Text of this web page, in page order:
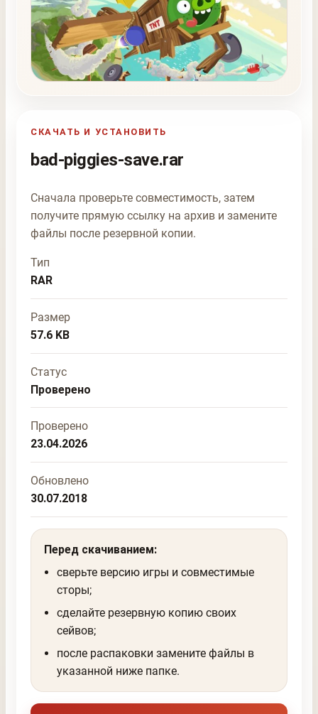
СКАЧАТЬ И УСТАНОВИТЬ
bad-piggies-save.rar
Сначала проверьте совместимость, затем
получите прямую ссылку на архив и замените
файлы после резервной копии.
Тип
RAR
Размер
57.6 KB
Статус
Проверено
Проверено
23.04.2026
Обновлено
30.07.2018
Перед скачиванием:
сверьте версию игры и совместимые
сторы;
сделайте резервную копию своих
сейвов;
после распаковки замените файлы в
указанной ниже папке.